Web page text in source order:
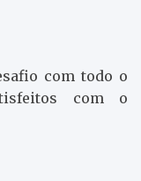
com todo o
com o